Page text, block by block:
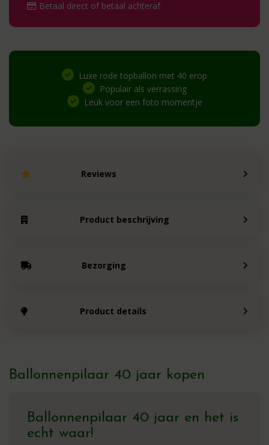
Betaal direct of betaal achteraf
Luxe rode topballon met 40 erop
Populair als verrassing
Leuk voor een foto momentje
Reviews
Product beschrijving
Bezorging
Product details
Ballonnenpilaar 40 jaar kopen
Ballonnenpilaar 40 jaar en het is
echt waar!